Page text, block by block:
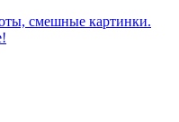
смешные картинки.